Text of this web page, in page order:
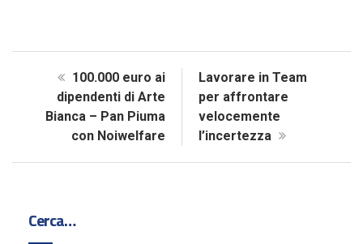
100.000 euro ai
dipendenti di Arte
Bianca – Pan Piuma
con Noiwelfare
Lavorare in Team
per affrontare
velocemente
l’incertezza
Cerca…